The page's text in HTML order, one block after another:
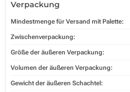
Verpackung
Mindestmenge für Versand mit Palette:
Zwischenverpackung:
Größe der äußeren Verpackung:
Volumen der äußeren Verpackung:
Gewicht der äußeren Schachtel: